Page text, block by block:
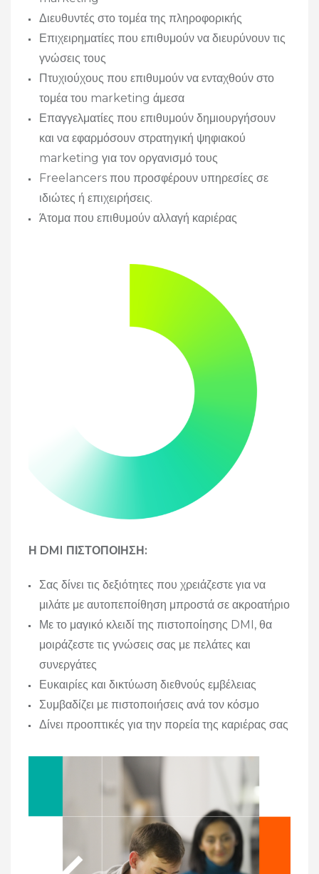
Διευθυντές στο τομέα της πληροφορικής
Επιχειρηματίες που επιθυμούν να διευρύνουν τις
γνώσεις τους
Πτυχιούχους που επιθυμούν να ενταχθούν στο
τομέα του marketing άμεσα
Επαγγελματίες που επιθυμούν δημιουργήσουν
και να εφαρμόσουν στρατηγική ψηφιακού
marketing για τον οργανισμό τους
Freelancers που προσφέρουν υπηρεσίες σε
ιδιώτες ή επιχειρήσεις.
Άτομα που επιθυμούν αλλαγή καριέρας
Η DMI ΠΙΣΤΟΠΟΙΗΣΗ:
Σας δίνει τις δεξιότητες που χρειάζεστε για να
μιλάτε με αυτοπεποίθηση μπροστά σε ακροατήριο
Με το μαγικό κλειδί της πιστοποίησης DMI, θα
μοιράζεστε τις γνώσεις σας με πελάτες και
συνεργάτες
Ευκαιρίες και δικτύωση διεθνούς εμβέλειας
Συμβαδίζει με πιστοποιήσεις ανά τον κόσμο
Δίνει προοπτικές για την πορεία της καριέρας σας